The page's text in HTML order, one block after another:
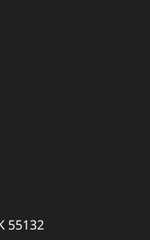
55132